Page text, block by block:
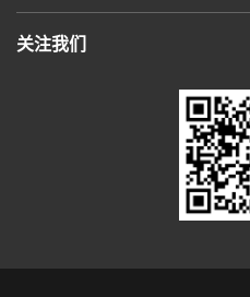
关注我们